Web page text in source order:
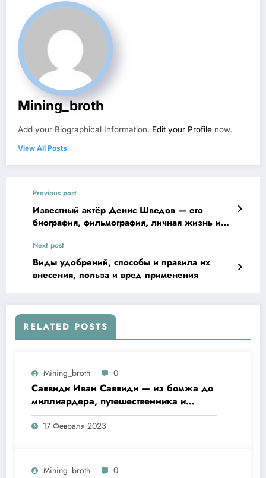
Mining_broth
Add your Biographical Information. Edit your Profile now.
View All Posts
Previous post
Известный актёр Денис Шведов — его
биография, фильмография, личная жизнь и
Next post
Виды удобрений, способы и правила их
внесения, польза и вред применения
RELATED POSTS
Mining_broth 0
Саввиди Иван Саввиди — из бомжа до
миллиардера, путешественника и
футбольного президента —
удивительная биография
17 Февраля 2023
Mining_broth 0